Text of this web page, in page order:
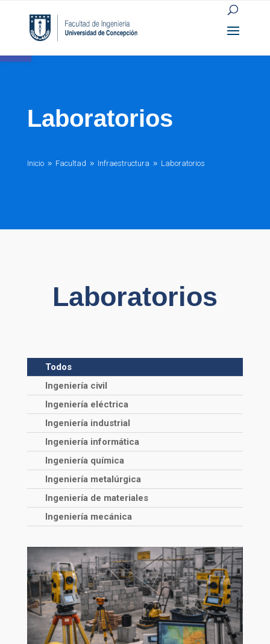
Open toolbar
Laboratorios
Inicio 9 Facultad 9 Infraestructura 9 Laboratorios
Laboratorios
Todos
Ingeniería civil
Ingeniería eléctrica
Ingeniería industrial
Ingeniería informática
Ingeniería química
Ingeniería metalúrgica
Ingeniería de materiales
Ingeniería mecánica